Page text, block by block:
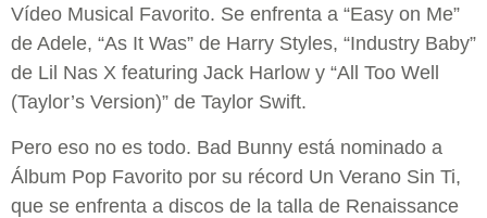
Vídeo Musical Favorito. Se enfrenta a “Easy on Me”
de Adele, “As It Was” de Harry Styles, “Industry Baby”
de Lil Nas X featuring Jack Harlow y “All Too Well
(Taylor’s Version)” de Taylor Swift.
Pero eso no es todo. Bad Bunny está nominado a
Álbum Pop Favorito por su récord Un Verano Sin Ti,
que se enfrenta a discos de la talla de Renaissance